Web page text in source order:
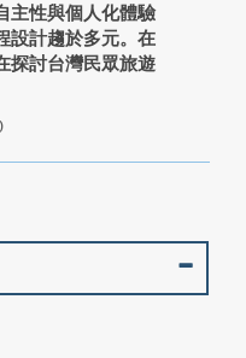
主性與個人化體驗
設計趨於多元。在
探討台灣民眾旅遊